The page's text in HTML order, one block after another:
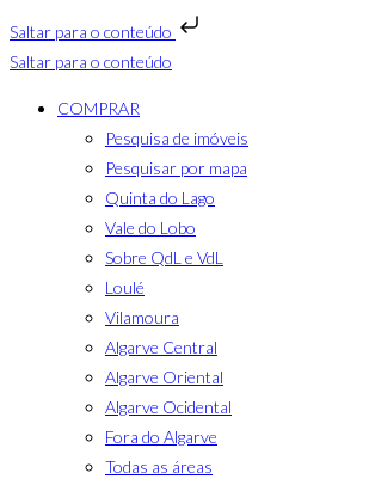
Saltar para o conteúdo
Saltar para o conteúdo
COMPRAR
Pesquisa de imóveis
Pesquisar por mapa
Quinta do Lago
Vale do Lobo
Sobre QdL e VdL
Loulé
Vilamoura
Algarve Central
Algarve Oriental
Algarve Ocidental
Fora do Algarve
Todas as áreas